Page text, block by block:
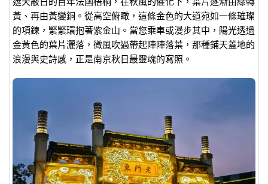
黃、再由黃變銅。從高空俯瞰，這條金色的大道宛如一條璀璨
的項鍊，緊緊環抱著紫金山。當您乘車或漫步其中，陽光透過
金黃色的葉片灑落，微風吹過帶起陣陣落葉，那種鋪天蓋地的
浪漫與史詩感，正是南京秋日最靈魂的寫照。